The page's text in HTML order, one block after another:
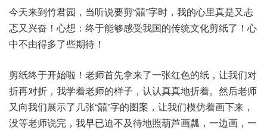
今天来到竹君园，当听说要剪“囍”字时，我的心里真是又忐
忑又兴奋！心想：终于能够感受我国的传统文化剪纸了！心
中不由得多了些期待！
剪纸终于开始啦！老师首先拿来了一张红色的纸，让我们对
折再对折，我学着老师的样子，认认真真地折着。然后老师
又向我们展示了几张“囍”字的图案，让我们模仿着画下来，
没等老师说完，我早已迫不及待地照葫芦画瓢，一边画，一